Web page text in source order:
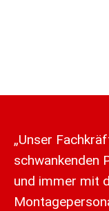
„Unser
schwankenden
und immer mit